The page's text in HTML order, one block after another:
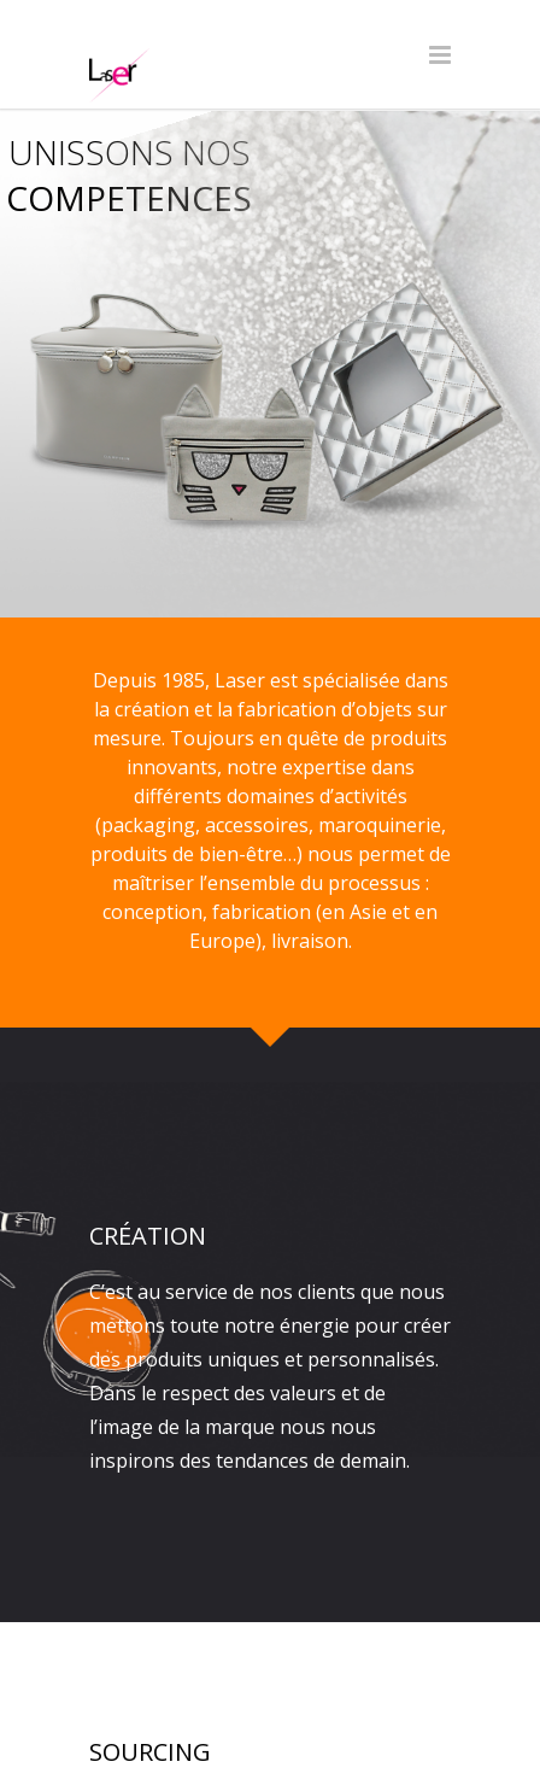
COMPETENCES
UNISSONS NOS
Depuis 1985, Laser est spécialisée dans
la création et la fabrication d’objets sur
mesure. Toujours en quête de produits
innovants, notre expertise dans
différents domaines d’activités
(packaging, accessoires, maroquinerie,
produits de bien-être…) nous permet de
maîtriser l’ensemble du processus :
conception, fabrication (en Asie et en
Europe), livraison.
CRÉATION
C’est au service de nos clients que nous
mettons toute notre énergie pour créer
des produits uniques et personnalisés.
Dans le respect des valeurs et de
l’image de la marque nous nous
inspirons des tendances de demain.
SOURCING